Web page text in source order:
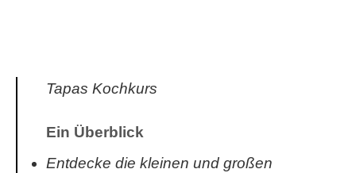
Tapas Kochkurs
Ein Überblick
Entdecke die kleinen und großen